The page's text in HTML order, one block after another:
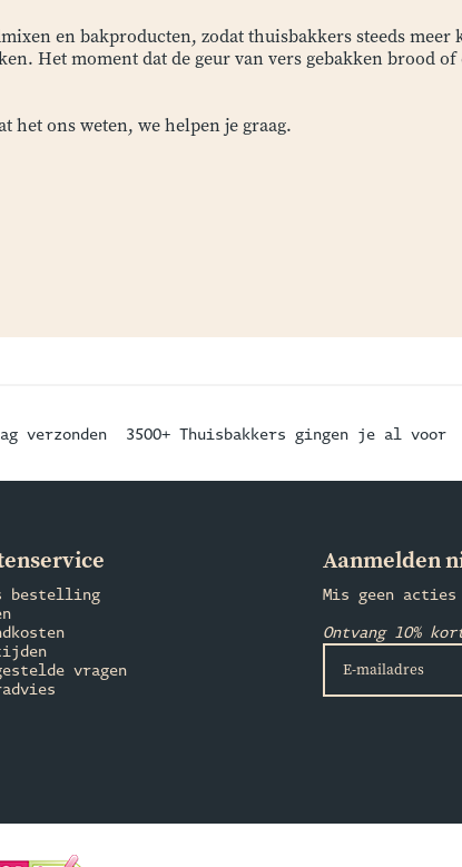
en bakproducten, zodat thuisbakkers steeds meer
Het moment dat de geur van vers gebakken brood of
het ons weten, we helpen je graag.
verzonden 3500+ Thuisbakkers gingen je al voor
bestelling
vragen
Aanmelden
Mis geen acties
Ontvang 10%